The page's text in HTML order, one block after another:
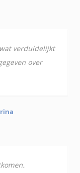
verduidelijkt
over